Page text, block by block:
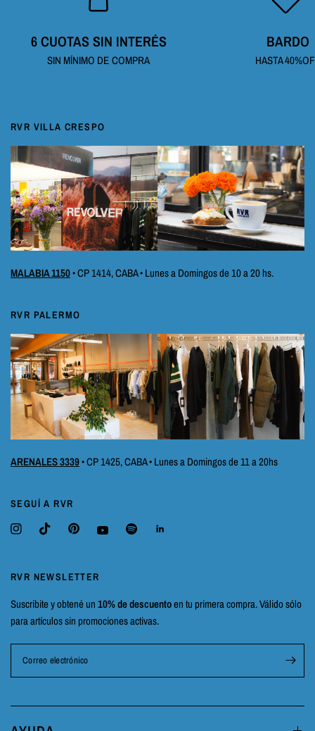
6 CUOTAS SIN INTERÉS
SIN MÍNIMO DE COMPRA
BARDO
HASTA
RVR VILLA CRESPO
MALABIA 1150• CP 1414, CABA • Lunes a Domingos de 10 a 20 hs.
RVR PALERMO
ARENALES 3339• CP 1425, CABA • Lunes a Domingos de 11 a 20hs
SEGUÍ A RVR
RVR NEWSLETTER
Suscribite y obtené un10% de descuentoen tu primera compra. Válido sólo
para artículos sin promociones activas.
Correo electrónico